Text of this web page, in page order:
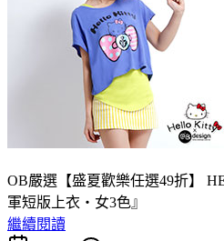
OB嚴選【盛夏歡樂任選49折】
軍短版上衣‧女3色』
繼續閱讀